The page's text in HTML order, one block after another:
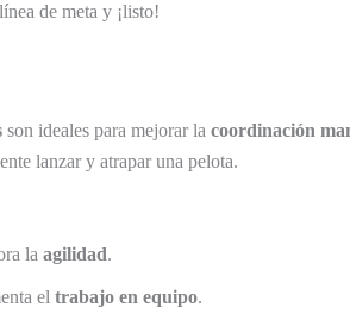
de meta y ¡listo!
son ideales para mejorar la coordinación
lanzar y atrapar una pelota.
la agilidad.
el trabajo en equipo.